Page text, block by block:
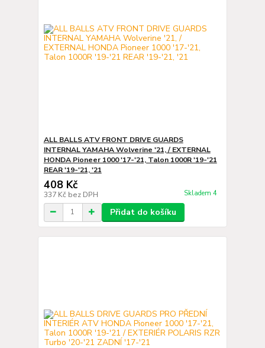
ALL BALLS ATV FRONT DRIVE GUARDS
INTERNAL YAMAHA Wolverine '21, / EXTERNAL
HONDA Pioneer 1000 '17-'21, Talon 1000R '19-'21
REAR '19-'21, '21
408 Kč
337 Kč bez DPH Skladem 4
Přidat do košíku